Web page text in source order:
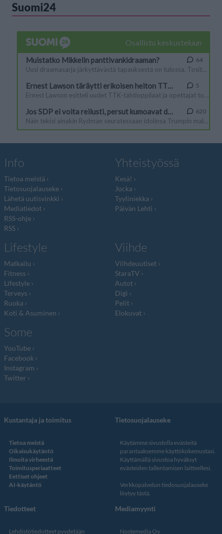
Suomi24
Info
Tietoa meistä
Tietosuojalauseke
Lähetä uutisvinkki
Mediatiedot
RSS-ohje
RSS
Yhteistyössä
Kesä!
Jocka
Tyyliniekka
Päivän Lehti
Lifestyle
Matkailu
Fitness
Lifestyle
Terveys
Ruoka
Koti & Asuminen
Viihde
Viihdeuutiset
StaraTV
Autot
Digi
Pelit
Elokuvat
Some
YouTube
Facebook
Instagram
Twitter
Kustantaja ja toimitus
Tietoa meistä
Oikaisukäytäntö
Ilmoita virheestä
Toimitusperiaatteet
Eettiset ohjeet
AI-käytäntö
Tietosuojalauseke
Käytämme sivustolla evästeitä
parantaaksemme käyttökokemustasi.
Käyttämällä sivustoa hyväksyt
evästeiden tallentamisen laitteellesi.
Verkkopalvelun tiedosuojalauseke
löytyy tästä.
Tiedotteet
Lehdistötiedotteet pyydetään
Mediamyynti
Nostemedia Oy